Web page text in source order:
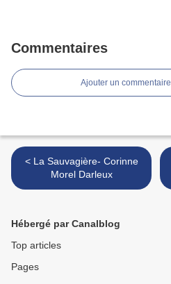
Commentaires
Ajouter un commentaire
< La Sauvagière- Corinne
Morel Darleux
Hébergé par Canalblog
Top articles
Pages